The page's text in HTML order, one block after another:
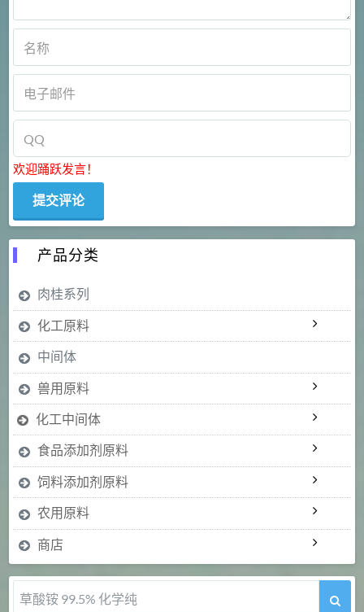
欢迎踊跃发言！
产品分类
肉桂系列
化工原料
中间体
兽用原料
化工中间体
食品添加剂原料
饲料添加剂原料
农用原料
商店
草酸铵 99.5% 化学纯